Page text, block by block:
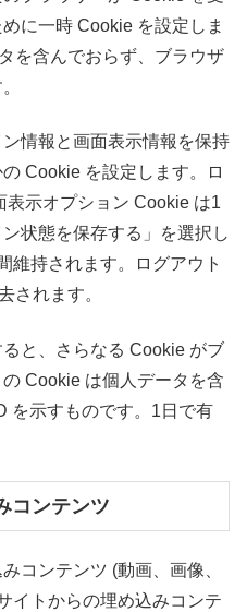
に一時 Cookie を設定しま
を含んでおらず、ブラウザ
情報と画面表示情報を保持
Cookie を設定します。ロ
示オプション Cookie は1
状態を保存する」を選択し
維持されます。ログアウト
されます。
と、さらなる Cookie がブ
Cookie は個人データを含
を示すものです。1日で有
コンテンツ
コンテンツ (動画、画像、
イトからの埋め込みコンテ